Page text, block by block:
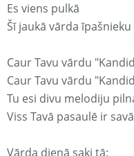
Es viens pulkā
Šī jaukā vārda īpašnieku
Caur Tavu vārdu
Caur Tavu vārdu
Tu esi divu melodiju
Viss Tavā pasaulē ir
Vārda dienā saki tā: